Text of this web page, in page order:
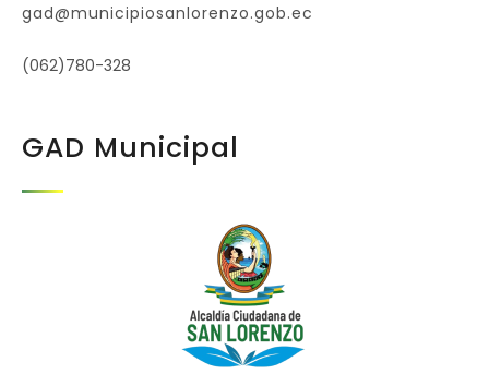
gad@municipiosanlorenzo.gob.ec
(062)780-328
GAD Municipal